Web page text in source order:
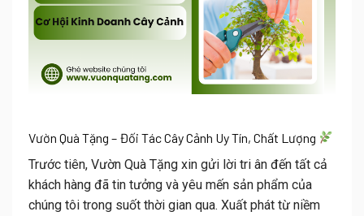
Vườn Quà Tặng – Đối Tác Cây Cảnh Uy Tín, Chất Lượng
Trước tiên, Vườn Quà Tặng xin gửi lời tri ân đến tất cả
khách hàng đã tin tưởng và yêu mến sản phẩm của
chúng tôi trong suốt thời gian qua. Xuất phát từ niềm